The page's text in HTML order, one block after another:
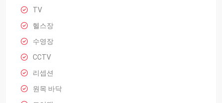
TV
헬스장
수영장
CCTV
리셉션
원목 바닥